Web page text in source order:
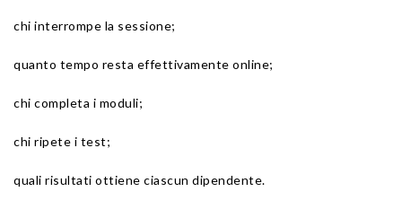
chi interrompe la sessione;
quanto tempo resta effettivamente online;
chi completa i moduli;
chi ripete i test;
quali risultati ottiene ciascun dipendente.